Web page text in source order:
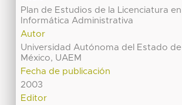
Plan de Estudios de la Licenciatura en
Informática Administrativa
Autor
Universidad Autónoma del Estado de
México, UAEM
Fecha de publicación
2003
Editor